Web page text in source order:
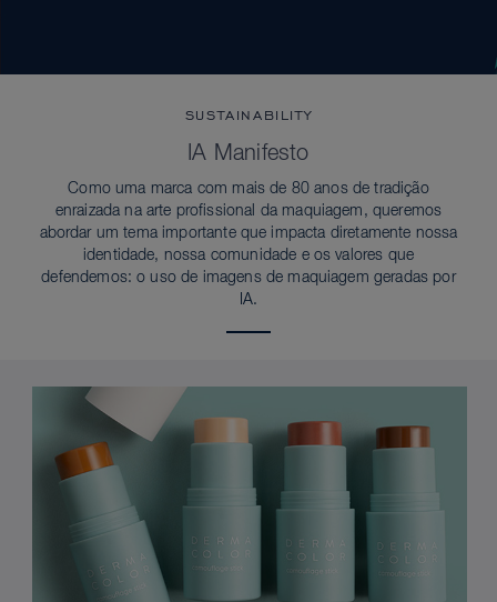
SUSTAINABILITY
IA Manifesto
Como uma marca com mais de 80 anos de tradição
enraizada na arte profissional da maquiagem, queremos
abordar um tema importante que impacta diretamente nossa
identidade, nossa comunidade e os valores que
defendemos: o uso de imagens de maquiagem geradas por
IA.